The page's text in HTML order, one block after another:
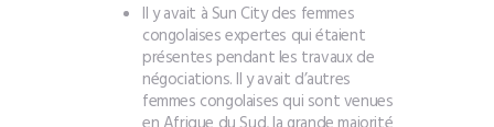
Il y avait à Sun City des femmes
congolaises expertes qui étaient
présentes pendant les travaux de
négociations. Il y avait d’autres
femmes congolaises qui sont venues